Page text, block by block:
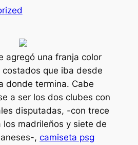
agregó una franja color
costados que iba desde
donde termina. Cabe
a ser los dos clubes con
disputadas, -con trece
los madrileños y siete de
, camiseta psg